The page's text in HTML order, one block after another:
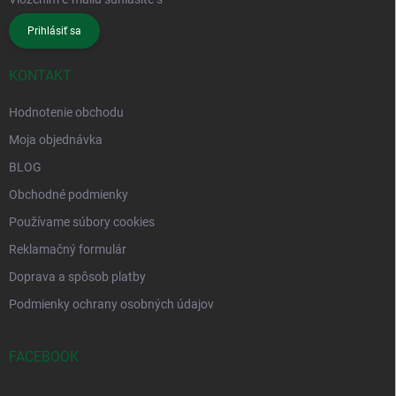
Prihlásiť sa
KONTAKT
Hodnotenie obchodu
Moja objednávka
BLOG
Obchodné podmienky
Používame súbory cookies
Reklamačný formulár
Doprava a spôsob platby
Podmienky ochrany osobných údajov
FACEBOOK